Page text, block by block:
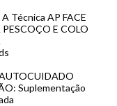
Técnica AP FACE
E COLO
Suplementação